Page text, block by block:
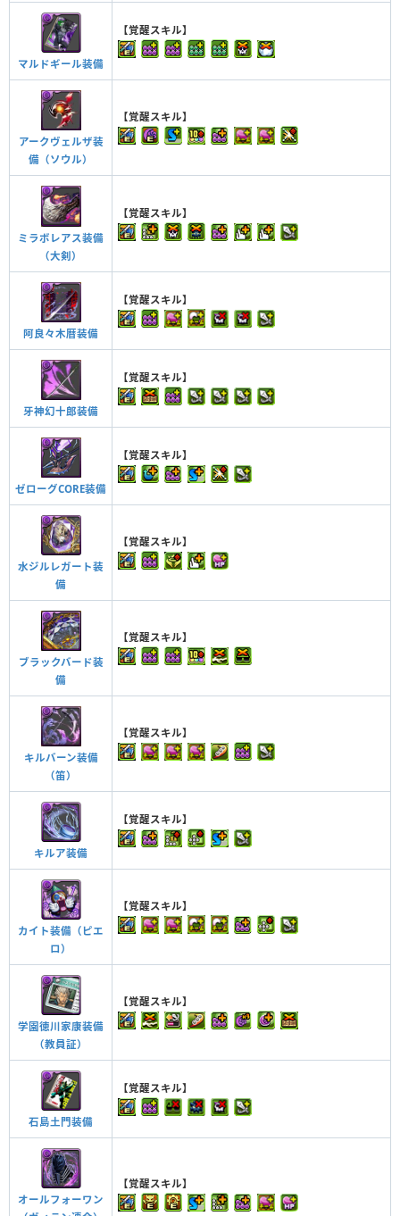
マルドギール装備
【覚醒スキル】
アークヴェルザ装
備（ソウル）
【覚醒スキル】
ミラボレアス装備
（大剣）
【覚醒スキル】
阿良々木暦装備
【覚醒スキル】
牙神幻十郎装備
【覚醒スキル】
ゼローグCORE装備
【覚醒スキル】
水ジルレガート装
備
【覚醒スキル】
ブラックバード装
備
【覚醒スキル】
キルバーン装備
（笛）
【覚醒スキル】
キルア装備
【覚醒スキル】
カイト装備（ピエ
ロ）
【覚醒スキル】
学園徳川家康装備
（教員証）
【覚醒スキル】
石島土門装備
【覚醒スキル】
オールフォーワン
【覚醒スキル】